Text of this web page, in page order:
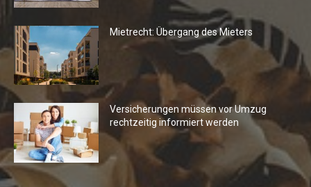
Mietrecht: Übergang des Mieters
Versicherungen müssen vor Umzug
rechtzeitig informiert werden